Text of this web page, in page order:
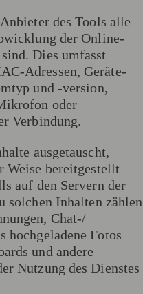
des Tools alle
der Online-
Dies umfasst
Adressen, Geräte-
und -version,
oder
Verbindung.
ausgetauscht,
Weise bereitgestellt
auf den Servern der
solchen Inhalten zählen
Chat-/
hochgeladene Fotos
und andere
Nutzung des Dienstes